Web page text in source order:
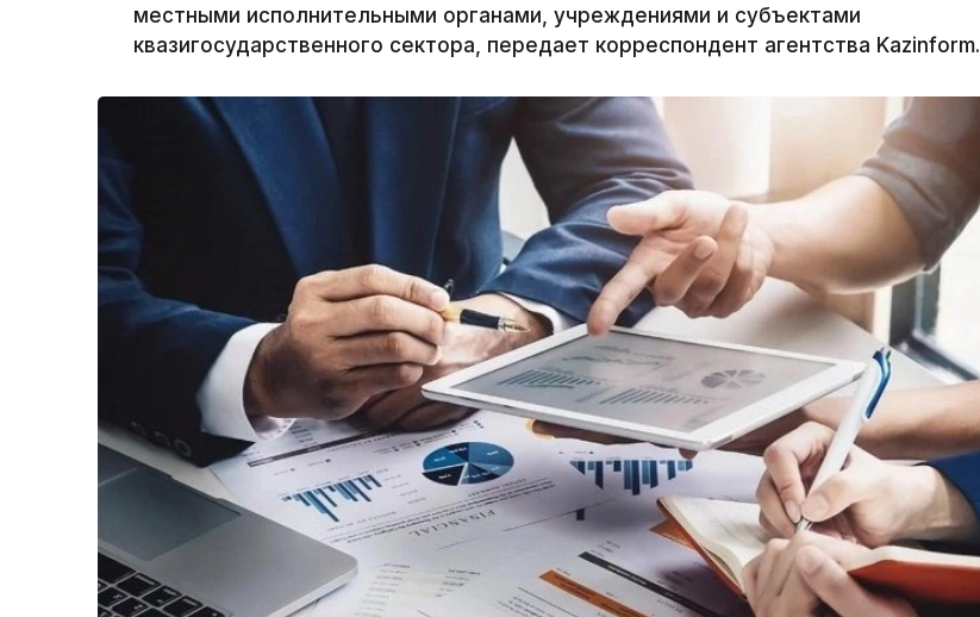
местными исполнительными органами, учреждениями и субъектами
квазигосударственного сектора, передает корреспондент агентства Kazinform.